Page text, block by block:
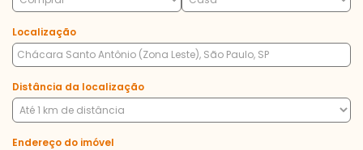
Localização
Distância da localização
Endereço do imóvel